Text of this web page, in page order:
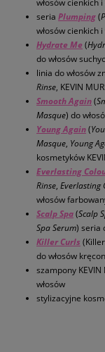
włosów cienkich
seria Plumping(
włosów cienkich
Hydrate Me(
do włosów
linia do włosów
Rinse, KEVIN
Smooth Again(
Masque) do
Young Again(
Masque, Young
kosmetyków
Everlasting
Rinse, Everlasting
włosów
Scalp Spa(Scalp
Spa Serum) seria
Killer Curls
do włosów
szampony
włosów
stylizacyjne